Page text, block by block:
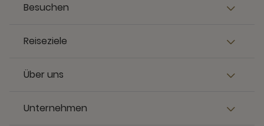
Besuchen
Reiseziele
Über uns
Unternehmen